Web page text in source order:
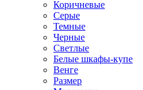
Коричневые
Серые
Темные
Черные
Светлые
Белые шкафы-купе
Венге
Размер